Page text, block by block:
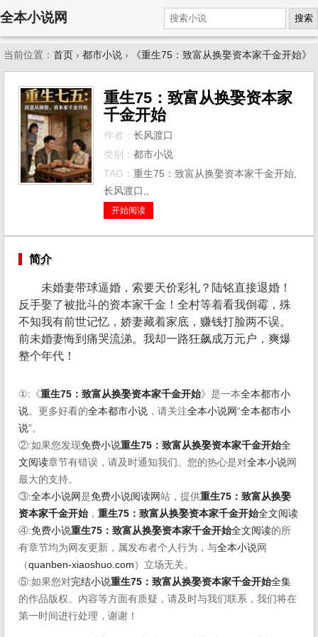
全本小说网 搜索
当前位置： 首页 › 都市小说 › 《重生75：致富从换娶资本家千金开始》
重生75：致富从换娶资本家
千金开始
作者： 长风渡口
类别： 都市小说
TAG： 重生75：致富从换娶资本家千金开始,
长风渡口,,
开始阅读
简介
未婚妻带球逼婚，索要天价彩礼？陆铭直接退婚！
反手娶了被批斗的资本家千金！全村等着看我倒霉，殊
不知我有前世记忆，娇妻藏着家底，赚钱打脸两不误。
前未婚妻悔到痛哭流涕。我却一路狂飙成万元户，爽爆
整个年代！
①:《重生75：致富从换娶资本家千金开始》是一本全本都市小
说。更多好看的全本都市小说 ，请关注全本小说网“全本都市小
说”。
②:如果您发现免费小说重生75：致富从换娶资本家千金开始全
文阅读章节有错误，请及时通知我们。您的热心是对全本小说网
最大的支持。
③:全本小说网是免费小说阅读网站，提供重生75：致富从换娶
资本家千金开始 ， 重生75：致富从换娶资本家千金开始全文阅读
④:免费小说重生75：致富从换娶资本家千金开始全文阅读的所
有章节均为网友更新，属发布者个人行为，与全本小说网
（quanben-xiaoshuo.com ）立场无关。
⑤:如果您对完结小说重生75：致富从换娶资本家千金开始全集
的作品版权、内容等方面有质疑，请及时与我们联系，我们将在
第一时间进行处理，谢谢！